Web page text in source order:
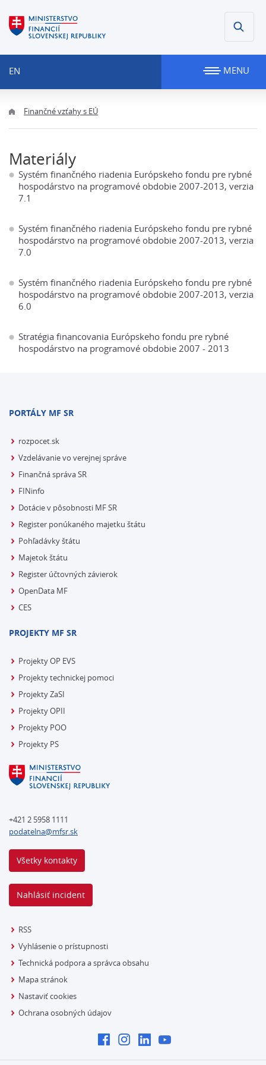
EN MENU
Finančné vzťahy s EÚ
Materiály
Systém finančného riadenia Európskeho fondu pre rybné
hospodárstvo na programové obdobie 2007-2013, verzia
7.1
Systém finančného riadenia Európskeho fondu pre rybné
hospodárstvo na programové obdobie 2007-2013, verzia
7.0
Systém finančného riadenia Európskeho fondu pre rybné
hospodárstvo na programové obdobie 2007-2013, verzia
6.0
Stratégia financovania Európskeho fondu pre rybné
hospodárstvo na programové obdobie 2007 - 2013
PORTÁLY MF SR
rozpocet.sk
Vzdelávanie vo verejnej správe
Finančná správa SR
FINinfo
Dotácie v pôsobnosti MF SR
Register ponúkaného majetku štátu
Pohľadávky štátu
Majetok štátu
Register účtovných závierok
OpenData MF
CES
PROJEKTY MF SR
Projekty OP EVS
Projekty technickej pomoci
Projekty ZaSI
Projekty OPII
Projekty POO
Projekty PS
+421 2 5958 1111
podatelna@mfsr.sk
Všetky kontakty
Nahlásiť incident
RSS
Vyhlásenie o prístupnosti
Technická podpora a správca obsahu
Mapa stránok
Nastaviť cookies
Ochrana osobných údajov